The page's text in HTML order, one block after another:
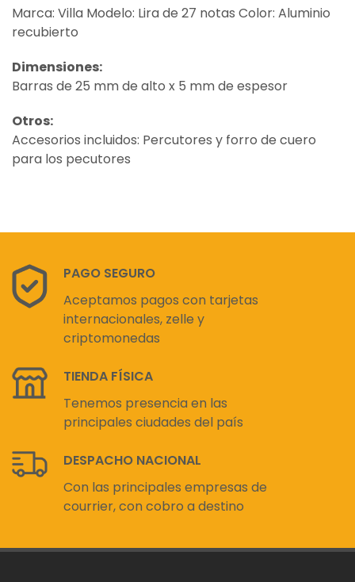
Marca: Villa Modelo: Lira de 27 notas Color: Aluminio
recubierto
Dimensiones:
Barras de 25 mm de alto x 5 mm de espesor
Otros:
Accesorios incluidos: Percutores y forro de cuero
para los pecutores
PAGO SEGURO
Aceptamos pagos con tarjetas
internacionales, zelle y
criptomonedas
TIENDA FÍSICA
Tenemos presencia en las
principales ciudades del país
DESPACHO NACIONAL
Con las principales empresas de
courrier, con cobro a destino